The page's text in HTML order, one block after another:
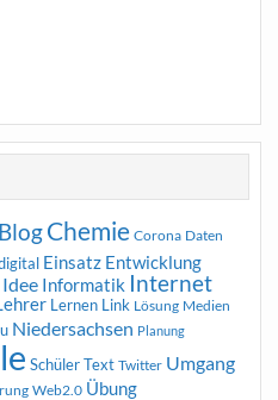
BlogChemie Corona Daten
Einsatz Entwicklung
Idee Informatik Internet
Lernen Link Lösung Medien
Niedersachsen Planung
Schüler Text Twitter Umgang
Web2.0 Übung